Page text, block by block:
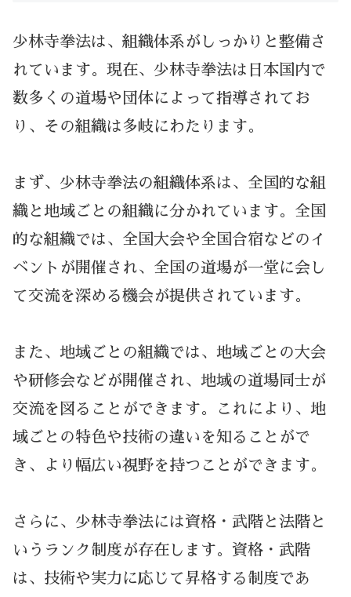
少林寺拳法は、組織体系がしっかりと整備さ
れています。現在、少林寺拳法は日本国内で
数多くの道場や団体によって指導されてお
り、その組織は多岐にわたります。
まず、少林寺拳法の組織体系は、全国的な組
織と地域ごとの組織に分かれています。全国
的な組織では、全国大会や全国合宿などのイ
ベントが開催され、全国の道場が一堂に会し
て交流を深める機会が提供されています。
また、地域ごとの組織では、地域ごとの大会
や研修会などが開催され、地域の道場同士が
交流を図ることができます。これにより、地
域ごとの特色や技術の違いを知ることがで
き、より幅広い視野を持つことができます。
さらに、少林寺拳法には資格・武階と法階と
いうランク制度が存在します。資格・武階
は、技術や実力に応じて昇格する制度であ